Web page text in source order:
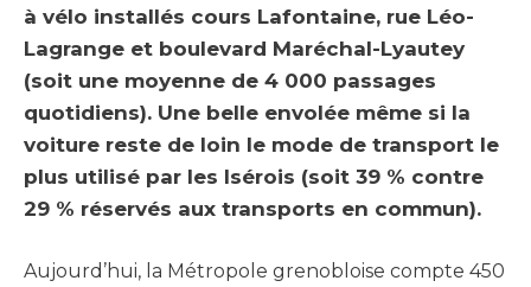
à vélo installés cours Lafontaine, rue Léo-
Lagrange et boulevard Maréchal-Lyautey
(soit une moyenne de 4 000 passages
quotidiens). Une belle envolée même si la
voiture reste de loin le mode de transport le
plus utilisé par les Isérois (soit 39 % contre
29 % réservés aux transports en commun).
Aujourd’hui, la Métropole grenobloise compte 450